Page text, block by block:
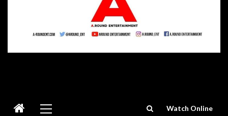
Menu
Watch Online